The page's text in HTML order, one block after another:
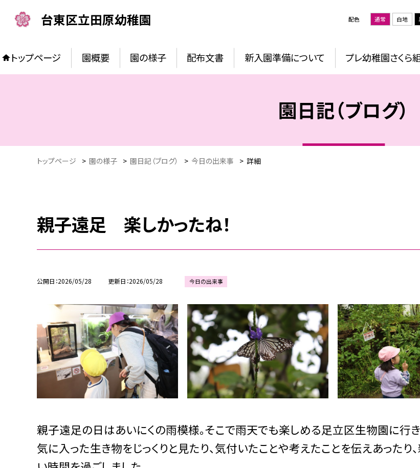
台東区立田原幼稚園 配色 通常 白地
トップページ 園概要 園の様子 配布文書 新入園準備について プレ幼稚園さくら
園日記（ブログ）
トップページ > 園の様子 > 園日記（ブログ） > 今日の出来事 > 詳細
親子遠足 楽しかったね！
公開日 2026/05/28 更新日 2026/05/28 今日の出来事
親子遠足の日はあいにくの雨模様。そこで雨天でも楽しめる足立区生物園に行き
気に入った生き物をじっくりと見たり、気付いたことや考えたことを伝えあったり